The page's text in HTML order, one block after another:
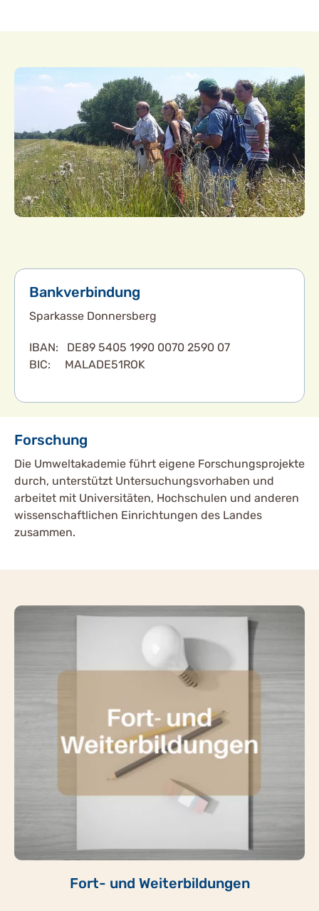
Bankverbindung
Sparkasse Donnersberg
IBAN: DE89 5405 1990 0070 2590 07
BIC: MALADE51ROK
Forschung
Die Umweltakademie führt eigene Forschungsprojekte
durch, unterstützt Untersuchungsvorhaben und
arbeitet mit Universitäten, Hochschulen und anderen
wissenschaftlichen Einrichtungen des Landes
zusammen.
Fort- und Weiterbildungen